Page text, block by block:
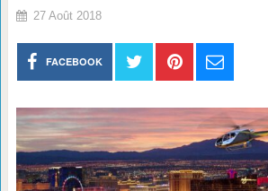
27 Août 2018
FACEBOOK